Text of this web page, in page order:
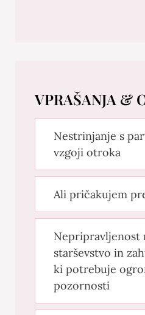
VPRAŠANJA &
Nestrinjanje s
vzgoji otroka
Ali pričakujem
Nepripravljenost
starševstvo in
ki potrebuje
pozornosti